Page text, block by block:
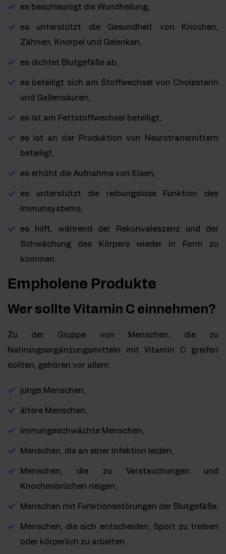
es beschleunigt die Wundheilung,
es unterstützt die Gesundheit von Knochen,
Zähnen, Knorpel und Gelenken,
es dichtet Blutgefäße ab,
es beteiligt sich am Stoffwechsel von Cholesterin
und Gallensäuren,
es ist am Fettstoffwechsel beteiligt,
es ist an der Produktion von Neurotransmittern
beteiligt,
es erhöht die Aufnahme von Eisen,
es unterstützt die reibungslose Funktion des
Immunsystems,
es hilft, während der Rekonvaleszenz und der
Schwächung des Körpers wieder in Form zu
kommen.
Empholene Produkte
Wer sollte Vitamin C einnehmen?
Zu der Gruppe von Menschen, die zu
Nahrungsergänzungsmitteln mit Vitamin C greifen
sollten, gehören vor allem:
junge Menschen,
ältere Menschen,
immungeschwächte Menschen,
Menschen, die an einer Infektion leiden,
Menschen, die zu Verstauchungen und
Knochenbrüchen neigen,
Menschen mit Funktionsstörungen der Blutgefäße,
Menschen, die sich entscheiden, Sport zu treiben
oder körperlich zu arbeiten.